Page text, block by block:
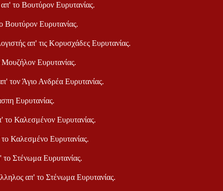
το Βουτύρον Ευρυτανίας.
Βουτύρον Ευρυτανίας.
απ' τις Κορυσχάδες Ευρυτανίας.
Ευρυτανίας.
τον Άγιο Ανδρέα Ευρυτανίας.
Ευρυτανίας.
το Καλεσμένον Ευρυτανίας.
Καλεσμένο Ευρυτανίας.
Στένωμα Ευρυτανίας.
απ' το Στένωμα Ευρυτανίας.